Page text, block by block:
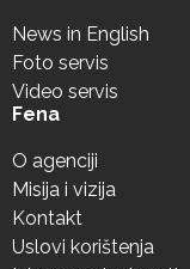
News in English
Foto servis
Video servis
Fena
O agenciji
Misija i vizija
Kontakt
Uslovi korištenja